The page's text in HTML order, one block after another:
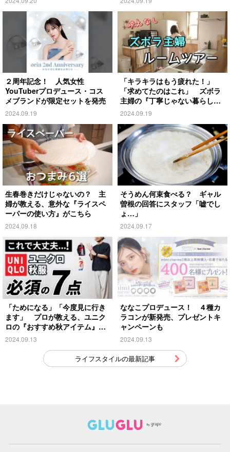
２周年記念！ 人気女性
YouTuberプロデュース・コス
メブランドが限定セットを発売
2024.09.19
「キラキラはもう疲れた！」
「求めてたのはこれ」 ズボラ
主婦の『丁寧じゃない暮らし』
がこちら
2024.09.19
生春巻きだけじゃないの？ 主
婦が教える、意外な『ライスペ
ーパーの使い方』がこちら
2024.09.18
そうめん何束食べる？ ギャル
曽根の回答にスタッフ「嘘でし
ょ…」
2024.09.17
「ためになる」「今度見に行き
ます」 プロが教える、ユニク
ロの『おすすめ秋アイテム』が
こちら
2024.09.13
ななこプロデュース！ ４種カ
ラコンが新発売、プレゼントキ
ャンペーンも
2024.09.13
ライフスタイルの最新記事